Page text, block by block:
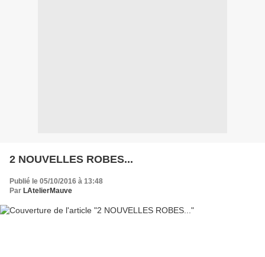
2 NOUVELLES ROBES...
Publié le 05/10/2016 à 13:48
Par LAtelierMauve